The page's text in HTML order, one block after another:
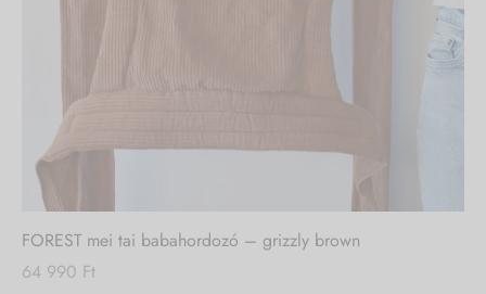
FOREST mei tai babahordozó – grizzly brown
64 990 Ft